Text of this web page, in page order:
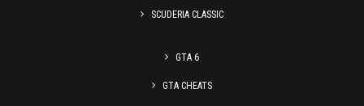
SCUDERIA CLASSIC
GTA 6
GTA CHEATS